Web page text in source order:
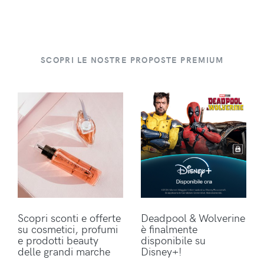
SCOPRI LE NOSTRE PROPOSTE PREMIUM
Scopri sconti e offerte
su cosmetici, profumi
e prodotti beauty
delle grandi marche
Deadpool & Wolverine
è finalmente
disponibile su
Disney+!